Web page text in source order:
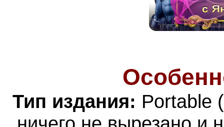
Тип издания: Portable